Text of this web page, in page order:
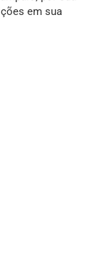
em sua